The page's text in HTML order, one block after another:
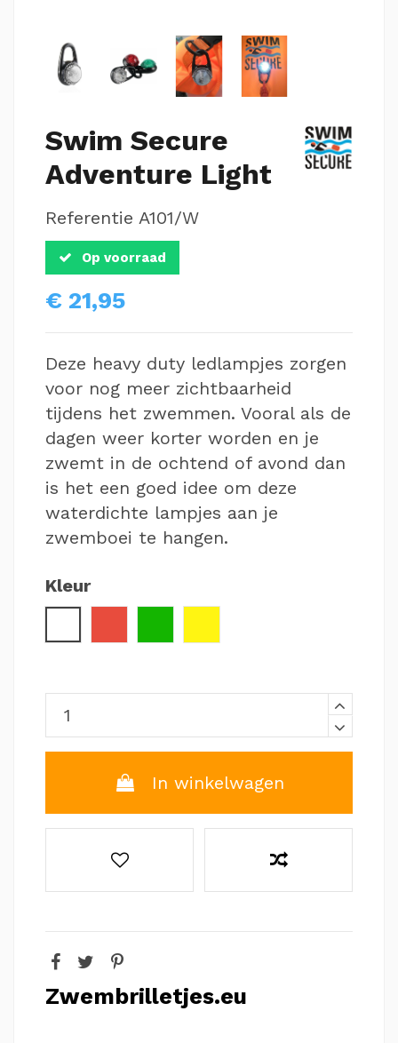
Swim Secure
Adventure Light
Referentie A101/W
Op voorraad
€ 21,95
Deze heavy duty ledlampjes zorgen
voor nog meer zichtbaarheid
tijdens het zwemmen. Vooral als de
dagen weer korter worden en je
zwemt in de ochtend of avond dan
is het een goed idee om deze
waterdichte lampjes aan je
zwemboei te hangen.
Kleur
In winkelwagen
Zwembrilletjes.eu